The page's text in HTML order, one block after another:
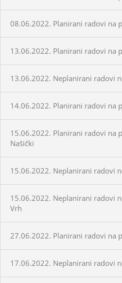
08.06.2022. Planirani radovi na
13.06.2022. Planirani radovi na
13.06.2022. Neplanirani radovi
14.06.2022. Planirani radovi na
15.06.2022. Planirani radovi na
Našički
15.06.2022. Neplanirani radovi
15.06.2022. Neplanirani radovi
Vrh
27.06.2022. Planirani radovi na
17.06.2022. Neplanirani radovi